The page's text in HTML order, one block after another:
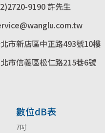
9190 許先生
市新店區中正路493號10樓
市信義區松仁路215巷6號
數位dB表
7吋